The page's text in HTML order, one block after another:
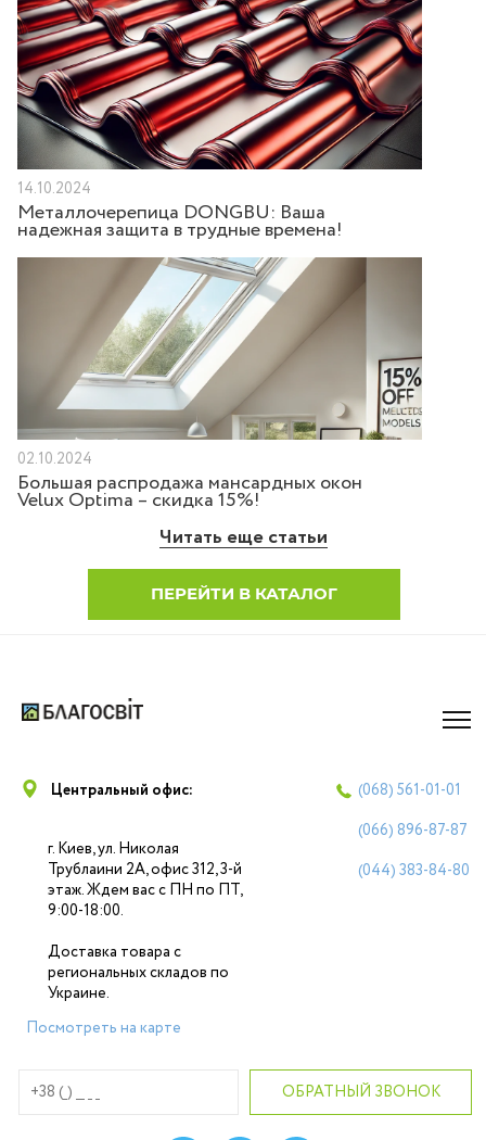
14.10.2024
Металлочерепица DONGBU: Ваша
надежная защита в трудные времена!
02.10.2024
Большая распродажа мансардных окон
Velux Optima – скидка 15%!
Читать еще статьи
ПЕРЕЙТИ В КАТАЛОГ
Центральный офис:
г. Киев, ул. Николая
Трублаини 2А, офис 312, 3-й
этаж. Ждем вас с ПН по ПТ,
9:00-18:00.
Доставка товара с
региональных складов по
Украине.
Посмотреть на карте
(068) 561-01-01
(066) 896-87-87
(044) 383-84-80